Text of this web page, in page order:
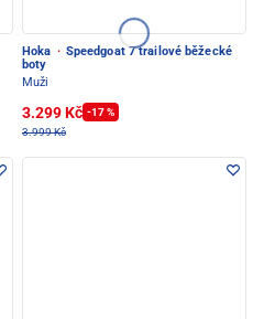
Hoka · Speedgoat 7 trailové běžecké
boty
Muži
3.299 Kč -17 %
3.999 Kč